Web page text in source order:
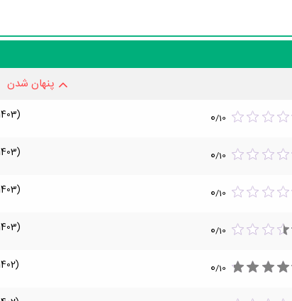
پنهان شدن
0/10
(1403)
0/10
(1403)
0/10
(1403)
0/10
(1403)
0/10
(1402)